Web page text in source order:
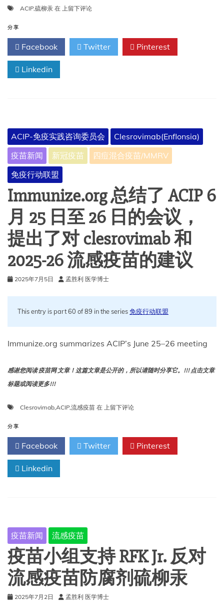
ACIP,硫柳汞 在 关
苗
分
事
上留下评论
分享
Facebook Twitter Pinterest
Linkedin
ACIP-免疫实践咨询委员会
Clesrovimab(Enflonsia)
疫苗新闻
新冠疫苗
四痘混合疫苗/MMRV
免疫行动联盟
Immunize.org 总结了 ACIP 6
月 25 日至 26 日的会议，
提出了对 clesrovimab 和
2025-26 流感疫苗的建议
2025年7月5日 孟胜利 医学博士
This entry is part 60 of 89 in the series免疫行动联盟
Immunize.org summarizes ACIP’s June 25–26 meeting
感谢您阅读 疫苗网 文章！这篇文章是公开的，所以请随时分享它。!!! 点击文章
标题或阅读更多!!!
Clesrovimab,ACIP,流感疫苗 在 Immunize.org
了
ACIP
6
议，
提
出
了
对
clesrovimab
上留下评论
分享
Facebook Twitter Pinterest
Linkedin
疫苗新闻 流感疫苗
疫苗小组支持 RFK Jr. 反对
流感疫苗防腐剂硫柳汞
2025年7月2日 孟胜利 医学博士